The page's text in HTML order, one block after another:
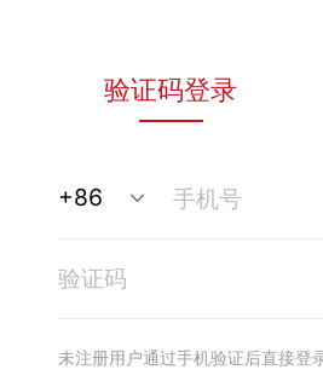
验证码登录
未注册用户通过手机验证后直接登录